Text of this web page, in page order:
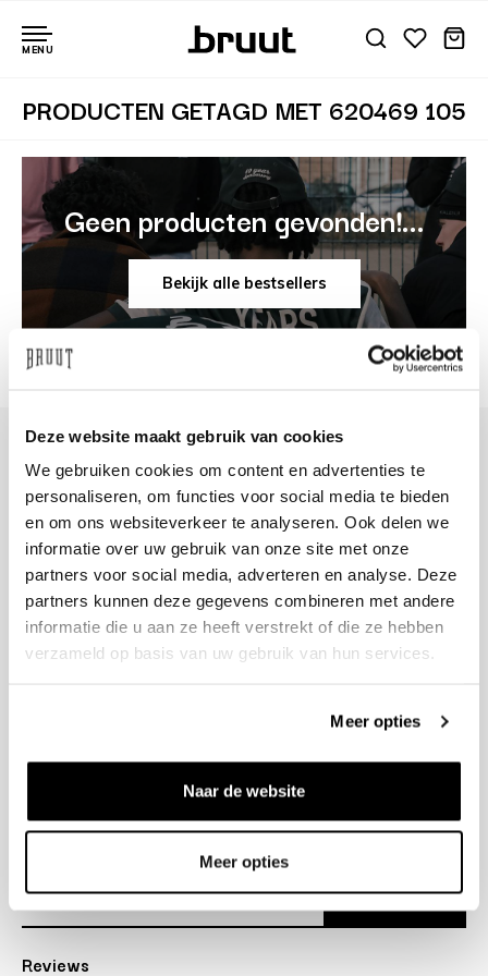
Deze website maakt gebruik van cookies
We gebruiken cookies om content en advertenties te
personaliseren, om functies voor social media te bieden
en om ons websiteverkeer te analyseren. Ook delen we
informatie over uw gebruik van onze site met onze
partners voor social media, adverteren en analyse. Deze
partners kunnen deze gegevens combineren met andere
informatie die u aan ze heeft verstrekt of die ze hebben
verzameld op basis van uw gebruik van hun services.
Meer opties
Naar de website
Meer opties
MENU
PRODUCTEN GETAGD MET 620469 105
Geen producten gevonden!...
Bekijk alle bestsellers
+31 23 205 2006
info@bruut.nl
Contact Formulier
Open 11:00 - 21:00
OPENINGSTIJDEN
Over ons
Reviews